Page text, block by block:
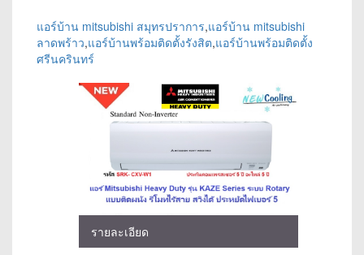
แอร์บ้าน mitsubishi สมุทรปราการ,แอร์บ้าน mitsubishi
ลาดพร้าว,แอร์บ้านพร้อมติดตั้งรังสิต,แอร์บ้านพร้อมติดตั้ง
ศรีนครินทร์
รายละเอียด